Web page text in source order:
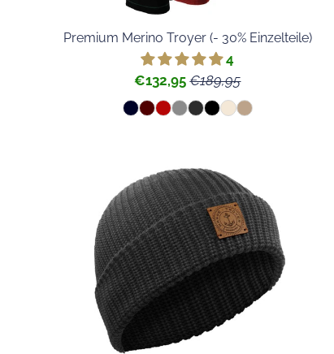
Premium Merino Troyer (- 30% Einzelteile)
4
€132,95€189,95